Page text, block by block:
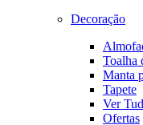
Decoração
Toalha
Manta
Tapete
Ver
Ofertas